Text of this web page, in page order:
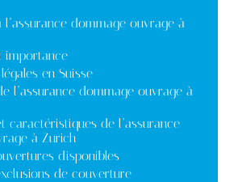
dommage ouvrage à
importance
en Suisse
l’assurance dommage ouvrage à
caractéristiques de l’assurance
à Zurich
disponibles
de couverture